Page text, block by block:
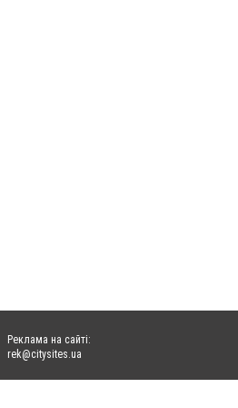
Реклама на сайті:
rek@citysites.ua